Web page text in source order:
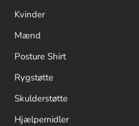
Kvinder
Mænd
Posture Shirt
Rygstøtte
Skulderstøtte
Hjælpemidler